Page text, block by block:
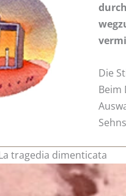
Die
Beim
La tragedia dimenticata